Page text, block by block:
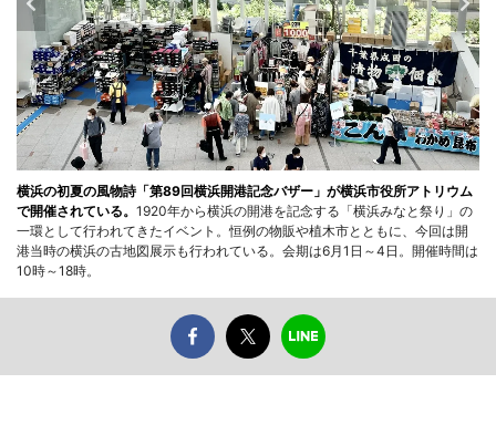
横浜の初夏の風物詩「第89回横浜開港記念バザー」が横浜市役所アトリウム
で開催されている。 1920年から横浜の開港を記念する「横浜みなと祭り」の
一環として行われてきたイベント。恒例の物販や植木市とともに、今回は開
港当時の横浜の古地図展示も行われている。会期は6月1日～4日。開催時間は
10時～18時。